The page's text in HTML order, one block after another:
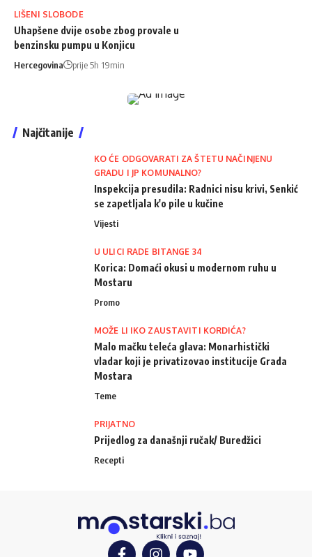
LIŠENI SLOBODE
Uhapšene dvije osobe zbog provale u
benzinsku pumpu u Konjicu
Hercegovina prije 5h 19min
Najčitanije
KO ĆE ODGOVARATI ZA ŠTETU NAČINJENU
GRADU I JP KOMUNALNO?
Inspekcija presudila: Radnici nisu krivi, Senkić
se zapetljala k'o pile u kučine
Vijesti
U ULICI RADE BITANGE 34
Korica: Domaći okusi u modernom ruhu u
Mostaru
Promo
MOŽE LI IKO ZAUSTAVITI KORDIĆA?
Malo mačku teleća glava: Monarhistički
vladar koji je privatizovao institucije Grada
Mostara
Teme
PRIJATNO
Prijedlog za današnji ručak/ Buredžici
Recepti